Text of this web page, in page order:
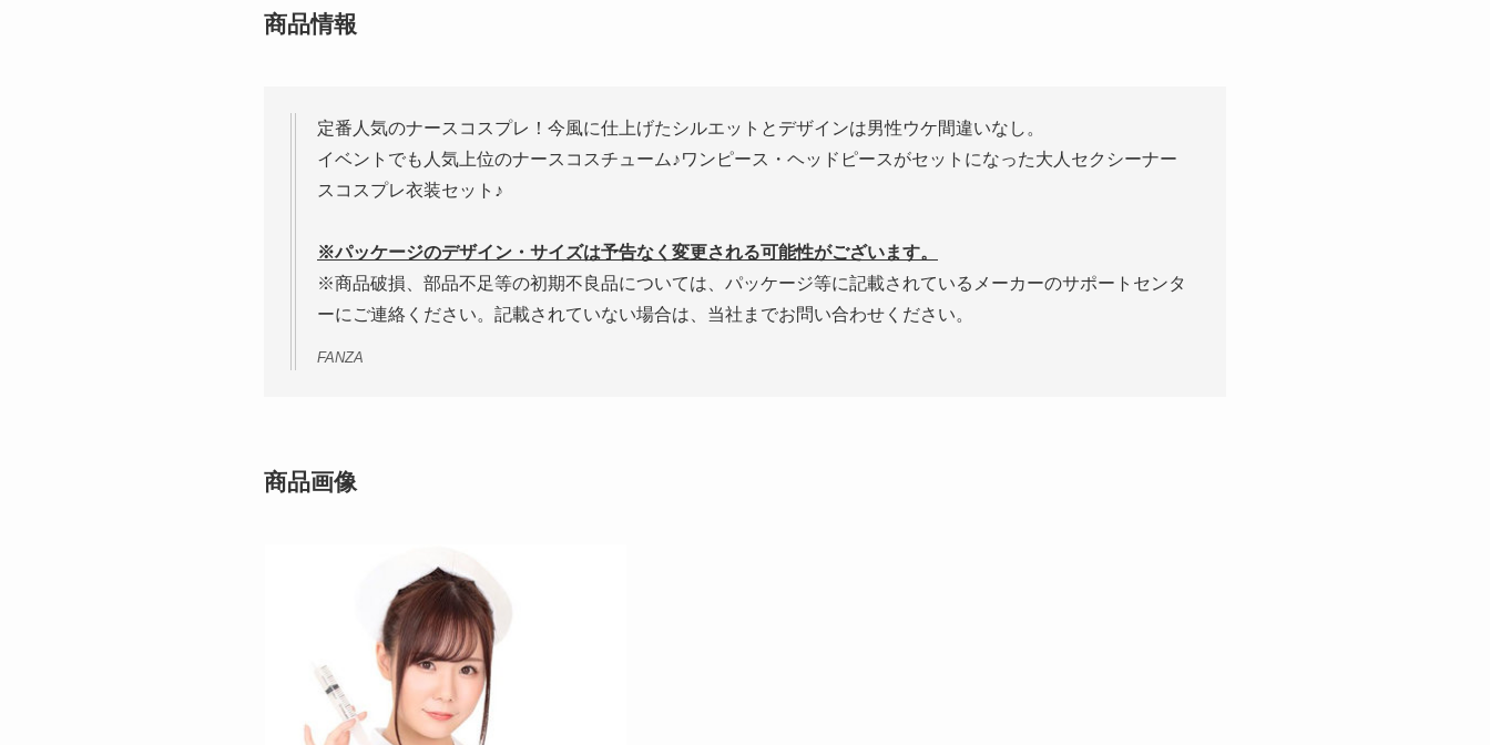
商品情報
定番人気のナースコスプレ！今風に仕上げたシルエットとデザインは男性ウケ間違いなし。
イベントでも人気上位のナースコスチューム♪ワンピース・ヘッドピースがセットになった大人セクシーナー
スコスプレ衣装セット♪
※パッケージのデザイン・サイズは予告なく変更される可能性がございます。
※商品破損、部品不足等の初期不良品については、パッケージ等に記載されているメーカーのサポートセンタ
ーにご連絡ください。記載されていない場合は、当社までお問い合わせください。
FANZA
商品画像